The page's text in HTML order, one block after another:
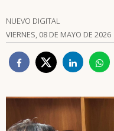
NUEVO DIGITAL
VIERNES, 08 DE MAYO DE 2026